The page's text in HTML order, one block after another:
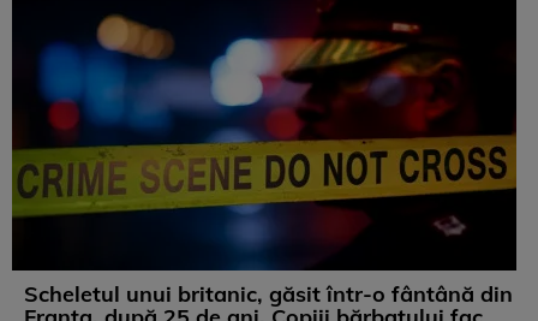
Scheletul unui britanic, găsit într-o fântână din